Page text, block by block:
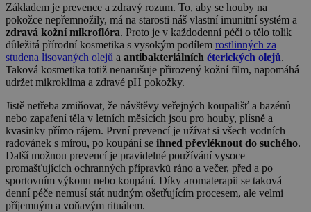
Základem je prevence a zdravý rozum. To, aby se houby na
pokožce nepřemnožily, má na starosti náš vlastní imunitní systém a
zdravá kožní mikroflóra. Proto je v každodenní péči o tělo tolik
důležitá přírodní kosmetika s vysokým podílem rostlinných za
studena lisovaných olejů a antibakteriálních éterických olejů.
Taková kosmetika totiž nenarušuje přirozený kožní film, napomáhá
udržet mikroklima a zdravé pH pokožky.
Jistě netřeba zmiňovat, že návštěvy veřejných koupališť a bazénů
nebo zapaření těla v letních měsících jsou pro houby, plísně a
kvasinky přímo rájem. První prevencí je užívat si všech vodních
radovánek s mírou, po koupání se ihned převléknout do suchého.
Další možnou prevencí je pravidelné používání vysoce
promašťujících ochranných přípravků ráno a večer, před a po
sportovním výkonu nebo koupání. Díky aromaterapii se taková
denní péče nemusí stát nudným ošetřujícím procesem, ale velmi
příjemným a voňavým rituálem.